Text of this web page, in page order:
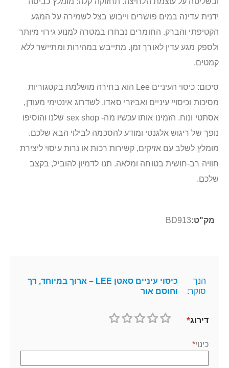
ידנית עדינה במים פושרים וייבוש בצל לשמירה על המגע
הקטיפתי והברק. החומרים נבחרו במטרה למנוע גירוי מיותר
ולספק מגע עדין לאורך זמן. מתייבש במהירות ומתיישר ללא
קמטים.
סיכום: כיסוי העיניים Lee הוא בחירה מושלמת בקטגוריות
מסיכות וכיסויי עיניים ואביזרי סאדו, לשדרוג אינטימי מעודן,
אסתטי ונוח. הזמינו אותו עכשיו מה- sex shop שלנו והוסיפו
נופך של ריגוש אלגנטי ומודע להסכמה לבילוי הבא שלכם.
מומלץ לשלב עם אזיקים, קשירות רכות או נרות עיסוי ליצירת
חוויה רב-חושית בטוחה ומלאה. תנו לדמיון להוביל, בקצב
שלכם.
מידע
BD913
הנך
סוקר:
כיסוי עיניים סאטן LEE – ארוך במיוחד, רך
וחוסם אור
דירוג
כינוי